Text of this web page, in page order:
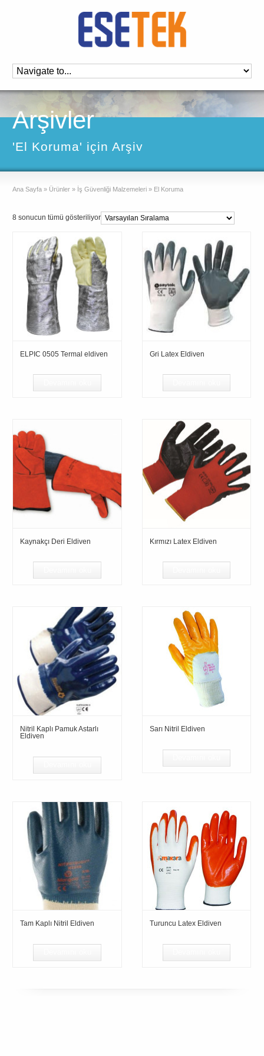
Arşivler
'El Koruma' için Arşiv
Ana Sayfa » Ürünler » İş Güvenliği Malzemeleri » El Koruma
8 sonucun tümü gösteriliyor
ELPIC 0505 Termal eldiven Gri Latex Eldiven
Kaynakçı Deri Eldiven Kırmızı Latex Eldiven
Nitril Kaplı Pamuk Astarlı
Eldiven
Sarı Nitril Eldiven
Tam Kaplı Nitril Eldiven Turuncu Latex Eldiven